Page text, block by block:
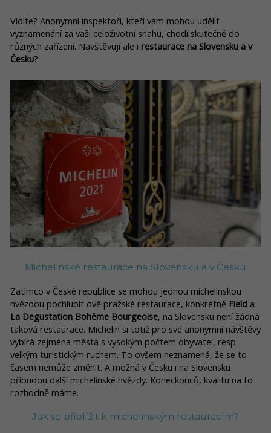
Vidíte? Anonymní inspektoři, kteří vám mohou udělit
vyznamenání za vaši celoživotní snahu, chodí skutečně do
různých zařízení. Navštěvují ale i restaurace na Slovensku a v
Česku?
Michelinské restaurace na Slovensku a v Česku
Zatímco v České republice se mohou jednou michelinskou
hvězdou pochlubit dvě pražské restaurace, konkrétně Field a
La Degustation Bohême Bourgeoise, na Slovensku není žádná
taková restaurace. Michelin si totiž pro své anonymní návštěvy
vybírá zejména města s vysokým počtem obyvatel, resp.
velkým turistickým ruchem. To ovšem neznamená, že se to
časem nemůže změnit. A možná v Česku i na Slovensku
přibudou další michelinské hvězdy. Koneckonců, kvalitu na to
rozhodně máme.
Jak se přiblížit k michelinským restauracím?